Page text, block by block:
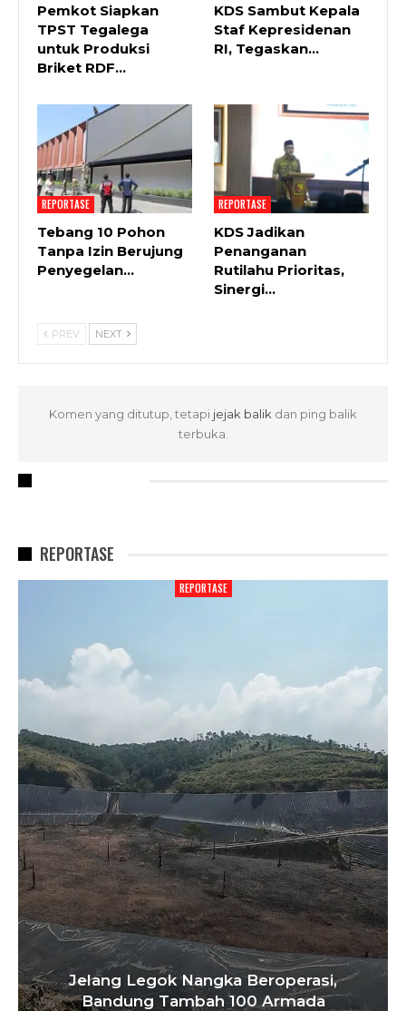
Pemkot Siapkan
TPST Tegalega
untuk Produksi
Briket RDF…
KDS Sambut Kepala
Staf Kepresidenan
RI, Tegaskan…
REPORTASE
Tebang 10 Pohon
Tanpa Izin Berujung
Penyegelan…
REPORTASE
KDS Jadikan
Penanganan
Rutilahu Prioritas,
Sinergi…
PREV NEXT
Komen yang ditutup, tetapi jejak balik dan ping balik
terbuka.
REPORTASE
REPORTASE
Jelang Legok Nangka Beroperasi,
Bandung Tambah 100 Armada